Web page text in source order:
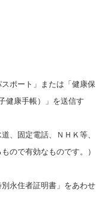
ポート」または「健康保
健康手帳）」を送信す
、固定電話、ＮＨＫ等、
ので有効なものです。）
永住者証明書」をあわせ